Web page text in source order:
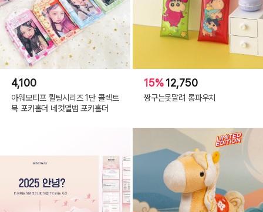
4,100
아워모티프 퀼팅시리즈 1단 콜렉트
북 포카홀더 네컷앨범 포카홀더
15%12,750
짱구는못말려 롱파우치